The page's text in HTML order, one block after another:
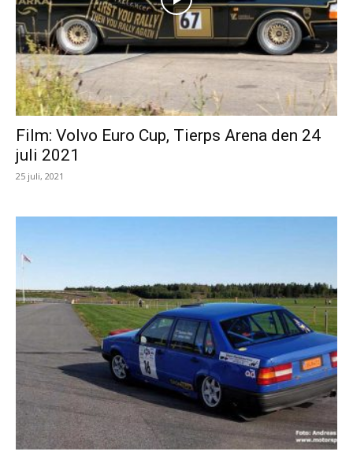
Film: Volvo Euro Cup, Tierps Arena den 24
juli 2021
25 juli, 2021